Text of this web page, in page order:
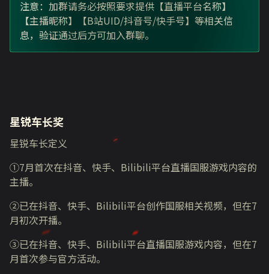
注意：加群请务必按照要求提供【直播平台名称】
【主播昵称】【B站UID/抖音号/快手号】等相关信
息，验证通过后方可加入群聊。
星锐车长奖
星锐车长定义
①7月首次在抖音、快手、Bilibili平台直播国服游戏内容的
主播。
②已在抖音、快手、Bilibili平台创作国服相关视频，但在7
月初次开播。
③已在抖音、快手、Bilibili平台直播国服游戏内容，但在7
月首次参与官方活动。